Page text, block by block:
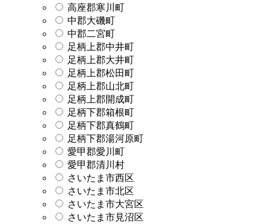
高座郡寒川町
中郡大磯町
中郡二宮町
足柄上郡中井町
足柄上郡大井町
足柄上郡松田町
足柄上郡山北町
足柄上郡開成町
足柄下郡箱根町
足柄下郡真鶴町
足柄下郡湯河原町
愛甲郡愛川町
愛甲郡清川村
さいたま市西区
さいたま市北区
さいたま市大宮区
さいたま市見沼区